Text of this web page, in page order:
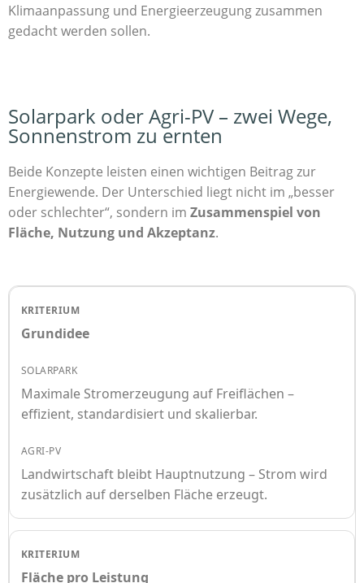
Klimaanpassung und Energieerzeugung zusammen
gedacht werden sollen.
Solarpark oder Agri-PV – zwei Wege,
Sonnenstrom zu ernten
Beide Konzepte leisten einen wichtigen Beitrag zur
Energiewende. Der Unterschied liegt nicht im „besser
oder schlechter“, sondern im Zusammenspiel von
Fläche, Nutzung und Akzeptanz.
Grundidee
Maximale Stromerzeugung auf Freiflächen –
effizient, standardisiert und skalierbar.
Landwirtschaft bleibt Hauptnutzung – Strom wird
zusätzlich auf derselben Fläche erzeugt.
Fläche pro Leistung